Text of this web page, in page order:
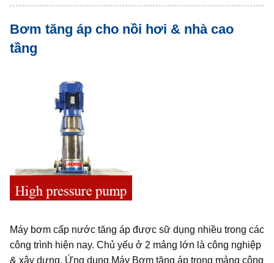
Bơm tăng áp cho nồi hơi & nhà cao
tầng
Máy bơm cấp nước tăng áp được sữ dụng nhiều trong các
công trình hiện nay. Chủ yếu ở 2 mảng lớn là công nghiệp
& xây dựng. Ứng dụng Máy Bơm tăng áp trong mảng công